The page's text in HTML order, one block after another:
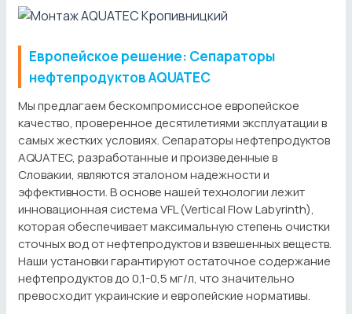
Европейское решение: Сепараторы
нефтепродуктов AQUATEC
Мы предлагаем бескомпромиссное европейское
качество, проверенное десятилетиями эксплуатации в
самых жестких условиях. Сепараторы нефтепродуктов
AQUATEC, разработанные и произведенные в
Словакии, являются эталоном надежности и
эффективности. В основе нашей технологии лежит
инновационная система VFL (Vertical Flow Labyrinth),
которая обеспечивает максимальную степень очистки
сточных вод от нефтепродуктов и взвешенных веществ.
Наши установки гарантируют остаточное содержание
нефтепродуктов до 0,1-0,5 мг/л, что значительно
превосходит украинские и европейские нормативы.